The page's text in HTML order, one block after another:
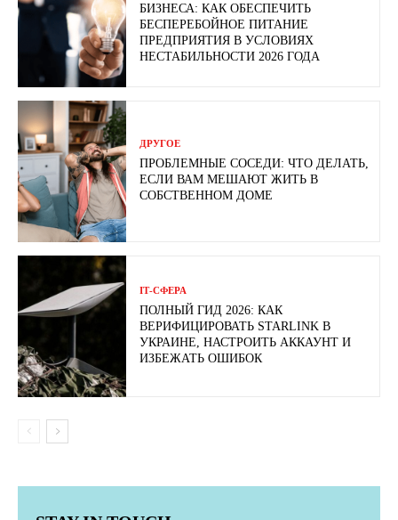
БИЗНЕСА: КАК ОБЕСПЕЧИТЬ
БЕСПЕРЕБОЙНОЕ ПИТАНИЕ
ПРЕДПРИЯТИЯ В УСЛОВИЯХ
НЕСТАБИЛЬНОСТИ 2026 ГОДА
ДРУГОЕ
ПРОБЛЕМНЫЕ СОСЕДИ: ЧТО ДЕЛАТЬ,
ЕСЛИ ВАМ МЕШАЮТ ЖИТЬ В
СОБСТВЕННОМ ДОМЕ
ІТ-СФЕРА
ПОЛНЫЙ ГИД 2026: КАК
ВЕРИФИЦИРОВАТЬ STARLINK В
УКРАИНЕ, НАСТРОИТЬ АККАУНТ И
ИЗБЕЖАТЬ ОШИБОК